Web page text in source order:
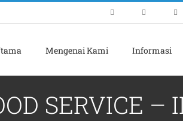
Mengenai Kami Informasi
SERVICE –